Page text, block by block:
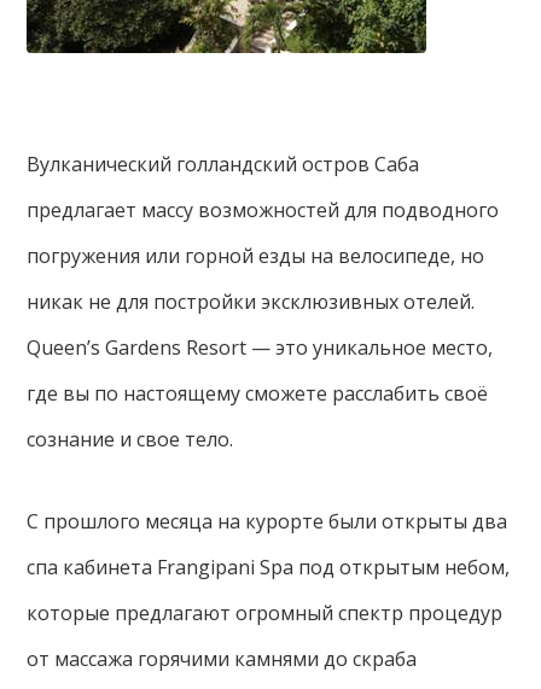
Вулканический голландский остров Саба
предлагает массу возможностей для подводного
погружения или горной езды на велосипеде, но
никак не для постройки эксклюзивных отелей.
Queen’s Gardens Resort — это уникальное место,
где вы по настоящему сможете расслабить своё
сознание и свое тело.
С прошлого месяца на курорте были открыты два
спа кабинета Frangipani Spa под открытым небом,
которые предлагают огромный спектр процедур
от массажа горячими камнями до скраба